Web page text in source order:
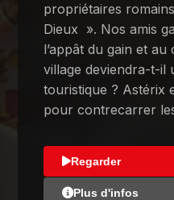
propriétaires
Dieux ». Nos amis
l’appât du gain et
village deviendra-t-il
touristique ? Astérix
pour contrecarrer
Regarder
Plus d'infos